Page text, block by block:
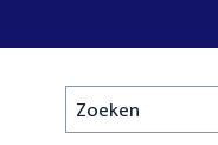
Zoeken